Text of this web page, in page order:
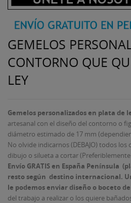
GEMELOS
CONTORNO QUE
LEY
Gemelos personalizados en plata de
artesanal con el diseño del contorno o
diámetro estimado de 17 mm
No olvide indicarnos (DEBAJO) todos
dibujo o silueta a cortar
Envío GRATIS en España Península
resto según destino internacional.
le podemos enviar diseño o boceto
del trabajo a realizar o los quiere